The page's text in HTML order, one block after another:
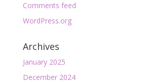
Comments feed
WordPress.org
Archives
January 2025
December 2024